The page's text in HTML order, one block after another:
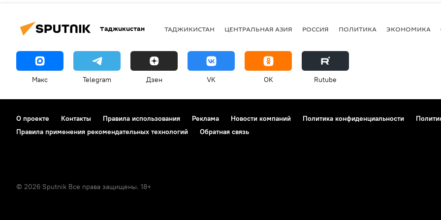
Таджикистан ТАДЖИКИСТАН ЦЕНТРАЛЬНАЯ АЗИЯ РОССИЯ ПОЛИТИКА ЭКОНОМИКА
Макс Telegram Дзен VK OK Rutube
О проекте Контакты Правила использования Реклама Новости компаний Политика конфиденциальности
Правила применения рекомендательных технологий
Обратная связь
© 2026 Sputnik Все права защищены. 18+